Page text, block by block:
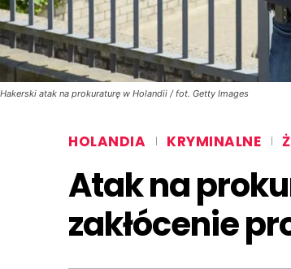
Hakerski atak na prokuraturę w Holandii / fot. Getty Images
HOLANDIA KRYMINALNE
Atak na
zakłócenie